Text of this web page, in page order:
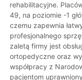
rehabilitacyjne.
49, na poziomie -1
czemu zapewnia
profesjonalnego
zaletą firmy jest
ortopedyczne oraz
współpracy z
pacjentom